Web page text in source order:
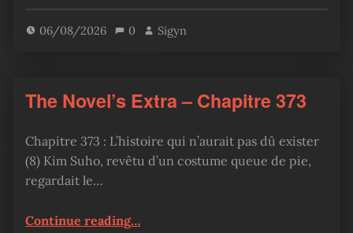
06/08/2026 0 Sigyn
The Novel’s Extra – Chapitre 373
Chapitre 373 : L’histoire qui n’aurait pas dû exister
(8) Kim Suho, revêtu d’un costume queue de pie,
regardait le…
Continue reading“The Novel’s Extra – Chapitre 373”
…